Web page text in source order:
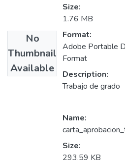
No
Thumbnail
Available
Size:
1.76 MB
Format:
Adobe Portable
Format
Description:
Trabajo de grado
Name:
Size:
293.59 KB